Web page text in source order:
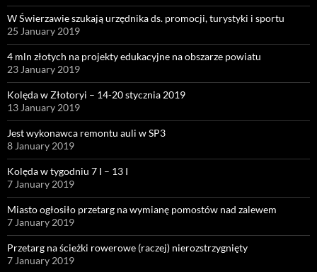
W Świerzawie szukają urzędnika ds. promocji, turystyki i sportu
25 January 2019
4 mln złotych na projekty edukacyjne na obszarze powiatu
23 January 2019
Kolęda w Złotoryi – 14-20 stycznia 2019
13 January 2019
Jest wykonawca remontu auli w SP3
8 January 2019
Kolęda w tygodniu 7 I – 13 I
7 January 2019
Miasto ogłosiło przetarg na wymianę pomostów nad zalewem
7 January 2019
Przetarg na ścieżki rowerowe (raczej) nierozstrzygnięty
7 January 2019